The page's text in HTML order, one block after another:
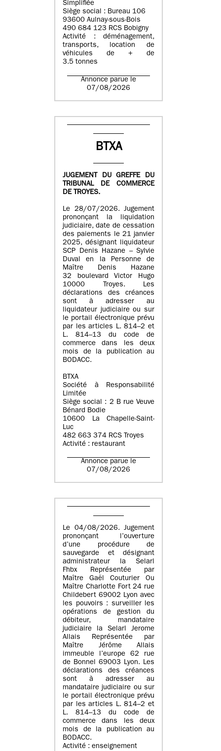
Simplifiée
Siège social : Bureau 106
93600 Aulnay-sous-Bois
490 684 123 RCS Bobigny
Activité : déménagement,
transports, location de
véhicules de + de
3.5 tonnes
Annonce parue le
07/08/2026
BTXA
JUGEMENT DU GREFFE DU
TRIBUNAL DE COMMERCE
DE TROYES.
Le 28/07/2026. Jugement
prononçant la liquidation
judiciaire, date de cessation
des paiements le 21 janvier
2025, désignant liquidateur
SCP Denis Hazane – Sylvie
Duval en la Personne de
Maître Denis Hazane
32 boulevard Victor Hugo
10000 Troyes. Les
déclarations des créances
sont à adresser au
liquidateur judiciaire ou sur
le portail électronique prévu
par les articles L. 814–2 et
L. 814–13 du code de
commerce dans les deux
mois de la publication au
BODACC.
BTXA
Société à Responsabilité
Limitée
Siège social : 2 B rue Veuve
Bénard Bodie
10600 La Chapelle-Saint-
Luc
482 663 374 RCS Troyes
Activité : restaurant
Annonce parue le
07/08/2026
Le 04/08/2026. Jugement
prononçant l’ouverture
d’une procédure de
sauvegarde et désignant
administrateur la Selarl
Fhbx Représentée par
Maître Gaël Couturier Ou
Maître Charlotte Fort 24 rue
Childebert 69002 Lyon avec
les pouvoirs : surveiller les
opérations de gestion du
débiteur, mandataire
judiciaire la Selarl Jerome
Allais Représentée par
Maître Jérôme Allais
immeuble l’europe 62 rue
de Bonnel 69003 Lyon. Les
déclarations des créances
sont à adresser au
mandataire judiciaire ou sur
le portail électronique prévu
par les articles L. 814–2 et
L. 814–13 du code de
commerce dans les deux
mois de la publication au
BODACC.
Activité : enseignement